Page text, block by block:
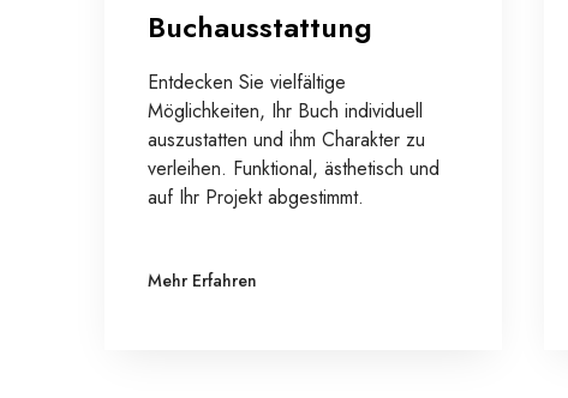
Buchausstattung
Entdecken Sie vielfältige
Möglichkeiten, Ihr Buch individuell
auszustatten und ihm Charakter zu
verleihen. Funktional, ästhetisch und
auf Ihr Projekt abgestimmt.
Mehr Erfahren